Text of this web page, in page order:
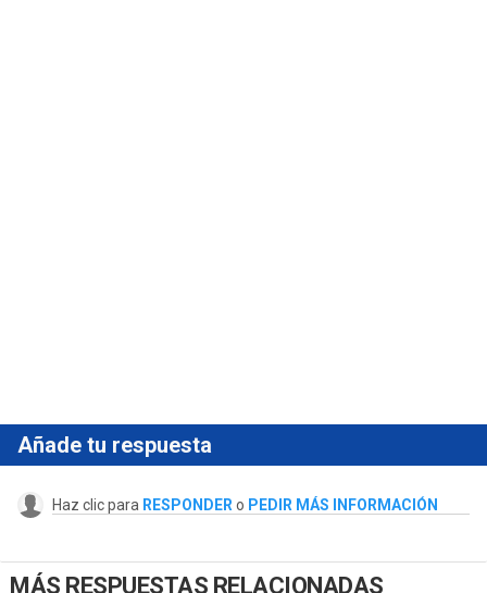
Añade tu respuesta
Haz clic para RESPONDER o PEDIR MÁS INFORMACIÓN
MÁS RESPUESTAS RELACIONADAS